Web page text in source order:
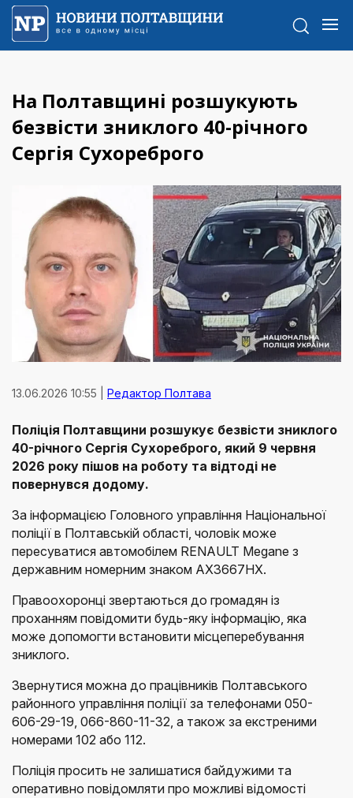
На Полтавщині розшукують
безвісти зниклого 40-річного
Сергія Сухореброго
13.06.2026 10:55 | Редактор Полтава
Поліція Полтавщини розшукує безвісти зниклого
40-річного Сергія Сухореброго, який 9 червня
2026 року пішов на роботу та відтоді не
повернувся додому.
За інформацією Головного управління Національної
поліції в Полтавській області, чоловік може
пересуватися автомобілем RENAULT Megane з
державним номерним знаком АХ3667НХ.
Правоохоронці звертаються до громадян із
проханням повідомити будь-яку інформацію, яка
може допомогти встановити місцеперебування
зниклого.
Звернутися можна до працівників Полтавського
районного управління поліції за телефонами 050-
606-29-19, 066-860-11-32, а також за екстреними
номерами 102 або 112.
Поліція просить не залишатися байдужими та
оперативно повідомляти про можливі відомості